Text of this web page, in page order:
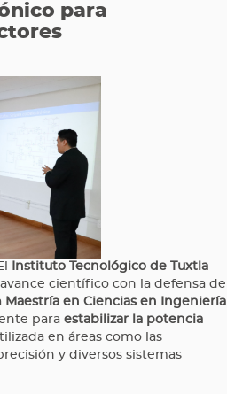
para
Instituto Tecnológico de Tuxtla
científico con la defensa de
Maestría en Ciencias en Ingeniería
para estabilizar la potencia
en áreas como las
y diversos sistemas